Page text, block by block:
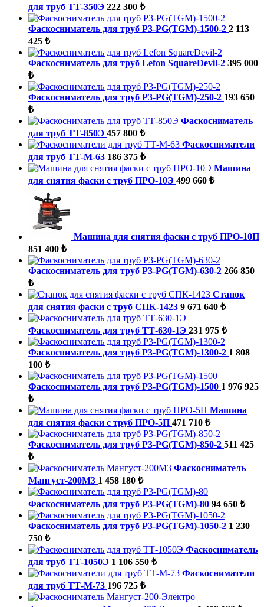
для труб ТТ-350Э 222 300 ₺
Фаскосниматель для труб P3-PG(TGM)-1500-2 2 113
425 ₺
Фаскосниматель для труб Lefon SquareDevil-2 395 000
₺
Фаскосниматель для труб P3-PG(TGM)-250-2 193 650
₺
Фаскосниматель
для труб ТТ-850Э 457 800 ₺
Фаскосниматели
для труб ТТ-М-63 186 375 ₺
Машина
для снятия фаски с труб ПРО-10Э 499 660 ₺
Машина для снятия фаски с труб ПРО-10П
851 400 ₺
Фаскосниматель для труб P3-PG(TGM)-630-2 266 850
₺
Станок
для снятия фаски с труб СПК-1423 9 671 640 ₺
Фаскосниматель для труб ТТ-630-1Э 231 975 ₺
Фаскосниматель для труб P3-PG(TGM)-1300-2 1 808
100 ₺
Фаскосниматель для труб P3-PG(TGM)-1500 1 976 925
₺
Машина
для снятия фаски с труб ПРО-5П 471 710 ₺
Фаскосниматель для труб P3-PG(TGM)-850-2 511 425
₺
Фаскосниматель
Мангуст-200М3 1 458 180 ₺
Фаскосниматель для труб P3-PG(TGM)-80 94 650 ₺
Фаскосниматель для труб P3-PG(TGM)-1050-2 1 230
750 ₺
Фаскосниматель
для труб ТТ-1050Э 1 106 550 ₺
Фаскосниматели
для труб ТТ-М-73 196 725 ₺